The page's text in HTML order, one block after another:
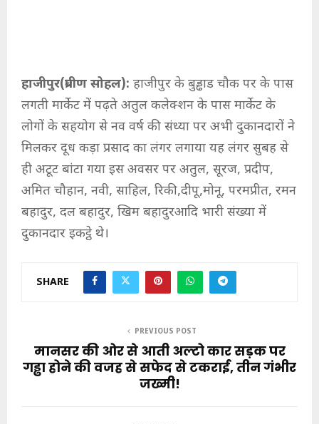
हाजीपुर(प्रवीण सोहल): हाजीपुर के बुड्ढाड चौक पर के पास
लगती मार्केट में पढ़ते अतुल कलेक्शन के पास मार्केट के
लोगों के सहयोग से नव वर्ष की संध्या पर अभी दुकानदारों ने
मिलकर दूध कड़ा प्रसाद का लंगर लगाया यह लंगर सुबह से
ही अटूट बांटा गया इस अवसर पर अतुल, सूरज, प्रदीप,
अमित चौहान, नवी, साहिल, रिकी,दीपू,मोनू, परमप्रीत, रमन
बहादुर, दल बहादुर, खिम बहादुरआदि भारी संख्या में
दुकानदार इकट्ठे थे।
SHARE
PREVIOUS POST
मानसर की ओर से आती अल्टो कार सड़क पर
गड्ढा होने की वजह से सफेद से टकराई, तीन गंभीर
जख्मी!